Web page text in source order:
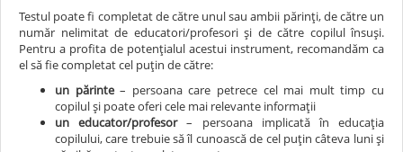
Testul poate fi completat de către unul sau ambii părinţi, de către un
număr nelimitat de educatori/profesori şi de către copilul însuşi.
Pentru a profita de potenţialul acestui instrument, recomandăm ca
el să fie completat cel puţin de către:
un părinte– persoana care petrece cel mai mult timp cu
copilul şi poate oferi cele mai relevante informaţii
un educator/profesor– persoana implicată în educaţia
copilului, care trebuie să îl cunoască de cel puţin câteva luni şi